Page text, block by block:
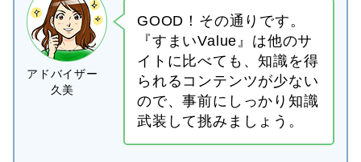
GOOD！その通りです。
『すまいValue』は他のサ
イトに比べても、知識を得
られるコンテンツが少ない
ので、事前にしっかり知識
武装して挑みましょう。